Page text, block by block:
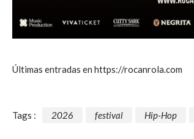
Últimas entradas en https://rocanrola.com
Tags : 2026 festival Hip-Hop